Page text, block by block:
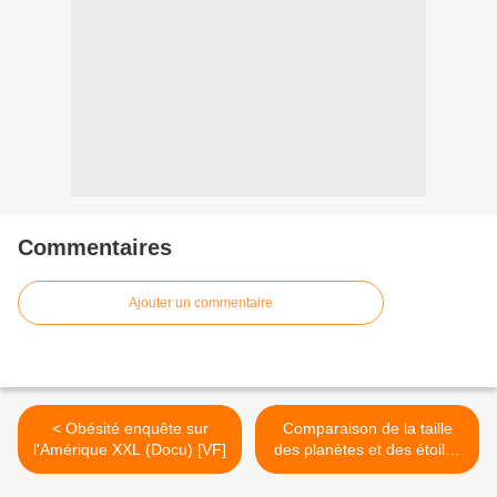
Commentaires
Ajouter un commentaire
< Obésité enquête sur
l'Amérique XXL (Docu) [VF]
Comparaison de la taille
des planètes et des étoiles
(VidZ) >